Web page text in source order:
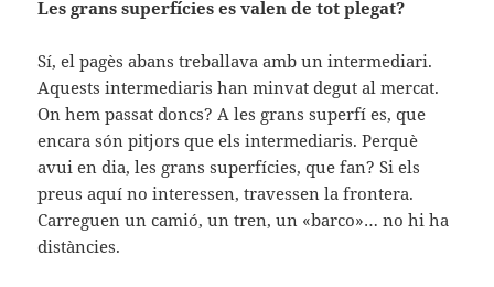
Les grans superfícies es valen de tot plegat?
Sí, el pagès abans treballava amb un intermediari.
Aquests intermediaris han minvat degut al mercat.
On hem passat doncs? A les grans superfí es, que
encara són pitjors que els intermediaris. Perquè
avui en dia, les grans superfícies, que fan? Si els
preus aquí no interessen, travessen la frontera.
Carreguen un camió, un tren, un «barco»… no hi ha
distàncies.